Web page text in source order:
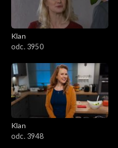
Klan
odc. 3950
Klan
odc. 3948